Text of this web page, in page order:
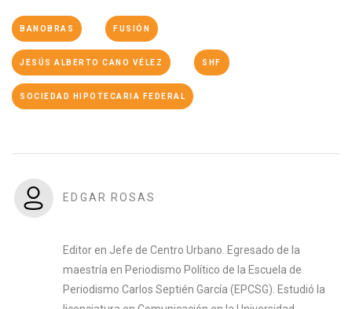
BANOBRAS FUSIÓN
JESÚS ALBERTO CANO VÉLEZ SHF
SOCIEDAD HIPOTECARIA FEDERAL
EDGAR ROSAS
Editor en Jefe de Centro Urbano. Egresado de la
maestría en Periodismo Político de la Escuela de
Periodismo Carlos Septién García (EPCSG). Estudió la